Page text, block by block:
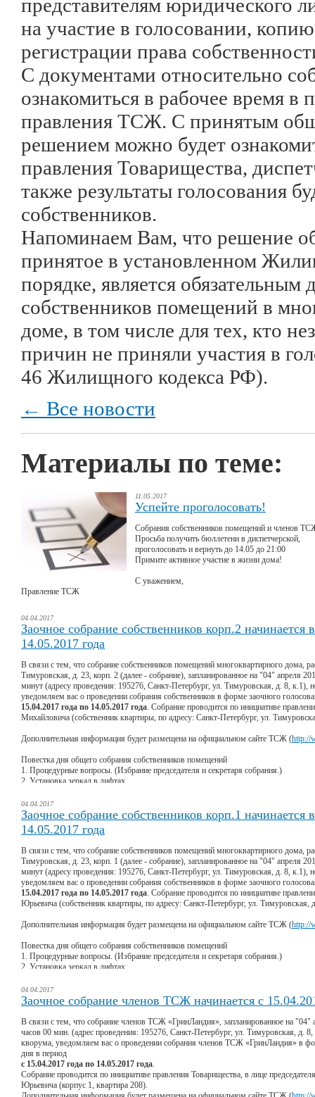
представителям юридического
на участие в голосовании,
регистрации права
С документами относительно
ознакомиться в рабочее время в
правления ТСЖ. С принятым
решением можно будет
правления Товарищества,
также результаты голосования
собственников.
Напоминаем Вам, что решение
принятое в установленном
порядке, является обязательным
собственников помещений в
доме, в том числе для тех, кто
причин не приняли участия в
46 Жилищного кодекса РФ).
← Все новости
Материалы по теме:
11.05.2017
Успейте проголосовать!
Собрания собственников помещений и членов
Просьба получить бюллетени в диспетчерской,
проголосовать и вернуть до 14.05 до 21:00
Примите активное участие в жизни дома!
С уважением,
Правление ТСЖ
04.04.2017
Заочное собрание собственников корп.2 начинается
14.05.2017 года
В связи с тем, что собрание собственников помещений многоквартирного дома,
Тимуровская, д. 23, корп. 2 (далее - собрание), запланированное на "04" апреля
минут (адресу проведения: 195276, Санкт-Петербург, ул. Тимуровская, д. 8, к.1),
уведомляем вас о проведении собрания собственников в форме заочного
15.04.2017 года по 14.05.2017 года. Собрание проводится по инициативе
Михайловича (собственник квартиры, по адресу: Санкт-Петербург, ул.
Дополнительная информация будет размещена на официальном сайте ТСЖ (http://
Повестка дня общего собрания собственников помещений
1. Процедурные вопросы. (Избрание председателя и секретаря собрания.)
2. Установка зеркал в лифтах.
4. Установка шлагбаума на въезде на придомовую территорию.
5. Утверждение «Правил проживания в ТСЖ «ГринЛандия» в новой редакции.
6. Принятие порядка уборки в приквартирных коридорах по заявлениям
7. Вопрос о демонтаже телекоммуникационного оборудования, установленного
телекоммуникационного оборудования.
8. Вопрос о демонтаже телекоммуникационного оборудования, установленного
иным организациям, являющимся должниками и отказывающимися
«ГринЛандия». Ограничение в предоставлении электроэнергии для
компаниям.
9. Выбор лица, которое от имени собственников помещений в многоквартирном
10. Определение порядка оплаты коммунальных услуг, предоставленных на
собственности, по адресу: Санкт-Петербург, Тимуровская улица, д. 23, к. 1, лит.
в государственные органы.
12. Выбор места и адреса хранения протоколов общих собраний собственников
При проведении общего собрания в форме заочного голосования, начинаяс
Передать заполненный бюллетень можно через диспетчерскую службу ТСЖ до
Каждый собственник на общем собрании обладает количеством голосов равным
площади помещения, находящегося в собственности.
Для регистрации в качестве участника общего собрания при себе необходимо
физическим лицам – паспорт, копию свидетельства о регистрации права
доверенным лицам паспорт и доверенность (заверенную нотариусом), копию
04.04.2017
Заочное собрание собственников корп.1 начинается
14.05.2017 года
В связи с тем, что собрание собственников помещений многоквартирного дома,
Тимуровская, д. 23, корп. 1 (далее - собрание), запланированное на "04" апреля
минут (адресу проведения: 195276, Санкт-Петербург, ул. Тимуровская, д. 8, к.1),
уведомляем вас о проведении собрания собственников в форме заочного
15.04.2017 года по 14.05.2017 года. Собрание проводится по инициативе
Юрьевича (собственник квартиры, по адресу: Санкт-Петербург, ул. Тимуровская,
Дополнительная информация будет размещена на официальном сайте ТСЖ (http://
Повестка дня общего собрания собственников помещений
1. Процедурные вопросы. (Избрание председателя и секретаря собрания.)
2. Установка зеркал в лифтах.
4. Установка шлагбаума на въезде на придомовую территорию.
5. Утверждение «Правил проживания в ТСЖ «ГринЛандия» в новой редакции.
6. Принятие порядка уборки в приквартирных коридорах по заявлениям
7. Вопрос о демонтаже телекоммуникационного оборудования, установленного
организации ООО «Перспектива» (а равно - Интерзет). Ограничение в
телекоммуникационного оборудования.
8. Вопрос о демонтаже телекоммуникационного оборудования, установленного
иным организациям, являющимся должниками и отказывающимися
«ГринЛандия». Ограничение в предоставлении электроэнергии для
компаниям.
9. Выбор лица, которое от имени собственников помещений в многоквартирном
04.04.2017
Заочное собрание членов ТСЖ начинается с
В связи с тем, что собрание членов ТСЖ «ГринЛандия», запланированное на "04"
часов 00 мин. (адрес проведения: 195276, Санкт-Петербург, ул. Тимуровская, д. 8,
кворума, уведомляем вас о проведении собрания членов ТСЖ «ГринЛандия» в
дня в период
с 15.04.2017 года по 14.05.2017 года.
Собрание проводится по инициативе правления Товарищества, в лице
Юрьевича (корпус 1, квартира 208).